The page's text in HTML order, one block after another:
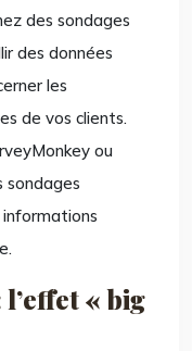
des sondages
des données
les
de vos clients.
ou
sondages
« big